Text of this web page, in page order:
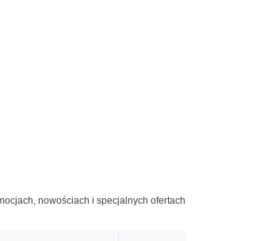
nowościach i specjalnych ofertach